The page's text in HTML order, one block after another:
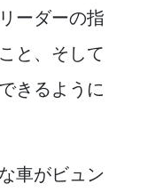
ーダーの指
と、そして
きるように
車がビュン